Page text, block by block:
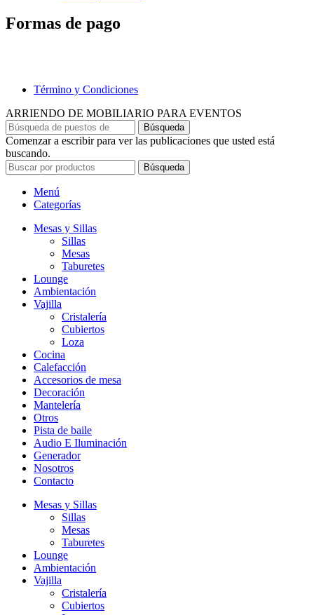
Formas de pago
Término y Condiciones
ARRIENDO DE MOBILIARIO PARA EVENTOS
Búsqueda
Comenzar a escribir para ver las publicaciones que usted está
buscando.
Búsqueda
Menú
Categorías
Mesas y Sillas
Sillas
Mesas
Taburetes
Lounge
Ambientación
Vajilla
Cristalería
Cubiertos
Loza
Cocina
Calefacción
Accesorios de mesa
Decoración
Mantelería
Otros
Pista de baile
Audio E Iluminación
Generador
Nosotros
Contacto
Mesas y Sillas
Sillas
Mesas
Taburetes
Lounge
Ambientación
Vajilla
Cristalería
Cubiertos